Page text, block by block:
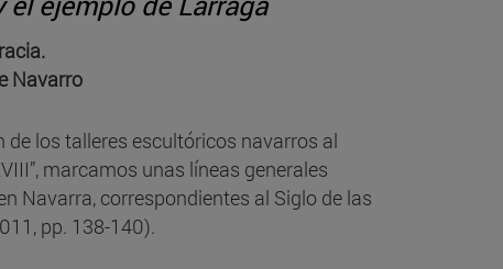
Navarro
los talleres escultóricos navarros al
marcamos unas líneas generales
Navarra, correspondientes al Siglo de las
pp. 138-140).